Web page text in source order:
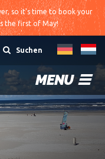
so it's time to book your
the first of May!
Suchen
MENU